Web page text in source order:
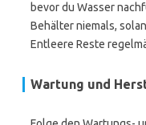
bevor du Wasser
Behälter niemals,
Entleere Reste
Wartung und